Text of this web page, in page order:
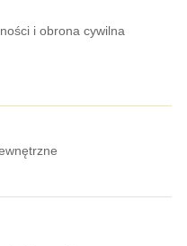
i obrona cywilna